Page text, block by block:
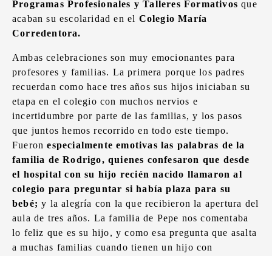
Programas Profesionales y Talleres Formativos que
acaban su escolaridad en el Colegio María
Corredentora.
Ambas celebraciones son muy emocionantes para
profesores y familias. La primera porque los padres
recuerdan como hace tres años sus hijos iniciaban su
etapa en el colegio con muchos nervios e
incertidumbre por parte de las familias, y los pasos
que juntos hemos recorrido en todo este tiempo.
Fueronespecialmente emotivas las palabras de la
familia de Rodrigo, quienes confesaron que desde
el hospital con su hijo recién nacido llamaron al
colegio para preguntar si había plaza para su
bebé; y la alegría con la que recibieron la apertura del
aula de tres años. La familia de Pepe nos comentaba
lo feliz que es su hijo, y como esa pregunta que asalta
a muchas familias cuando tienen un hijo con